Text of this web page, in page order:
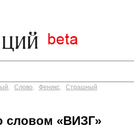
, Слово, Феникс, Страшный
словом «ВИЗГ»